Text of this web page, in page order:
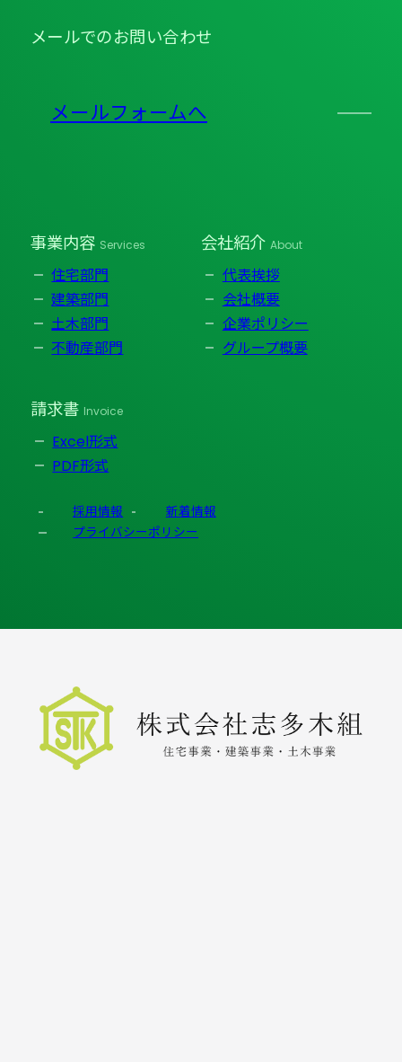
メールでのお問い合わせ
メールフォームへ
事業内容 Services
住宅部門
建築部門
土木部門
不動産部門
会社紹介 About
代表挨拶
会社概要
企業ポリシー
グループ概要
請求書 Invoice
Excel形式
PDF形式
採用情報
新着情報
プライバシーポリシー